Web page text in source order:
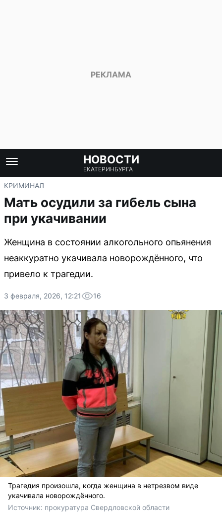
НОВОСТИ
ЕКАТЕРИНБУРГА
КРИМИНАЛ
Мать осудили за гибель сына
при укачивании
Женщина в состоянии алкогольного опьянения
неаккуратно укачивала новорождённого, что
привело к трагедии.
3 февраля, 2026, 12:21 16
Трагедия произошла, когда женщина в нетрезвом виде
укачивала новорождённого.
Источник: прокуратура Свердловской области